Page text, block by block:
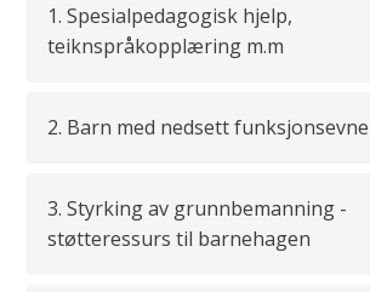
1. Spesialpedagogisk hjelp,
teiknspråkopplæring m.m
2. Barn med nedsett funksjonsevne
3. Styrking av grunnbemanning -
støtteressurs til barnehagen